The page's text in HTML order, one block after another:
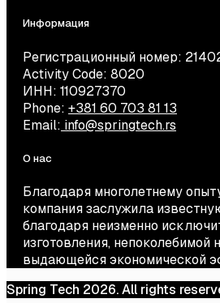
Информация
Регистрационный номер:
Activity Code: 8020
ИНН: 110927370
Phone: +381 60 703 81 13
Email: info@springtech.rs
О нас
Благодаря многолетнему
компания заслужила
благодаря неизменно
изготовления, непоколебимой
выдающейся экономической
Spring Tech 2026. All rights